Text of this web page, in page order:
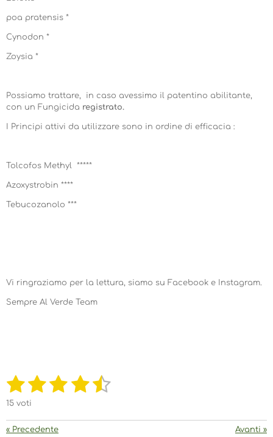
poa pratensis *
Cynodon *
Zoysia *
Possiamo trattare, in caso avessimo il patentino abilitante,
con un Fungicida registrato.
I Principi attivi da utilizzare sono in ordine di efficacia :
Tolcofos Methyl *****
Azoxystrobin ****
Tebucozanolo ***
Vi ringraziamo per la lettura, siamo su Facebook e Instagram.
Sempre Al Verde Team
V
a
l
t
1
s
t
2
s
t
3
t
4
t
5
t
i
15 voti
« Precedente Avanti »